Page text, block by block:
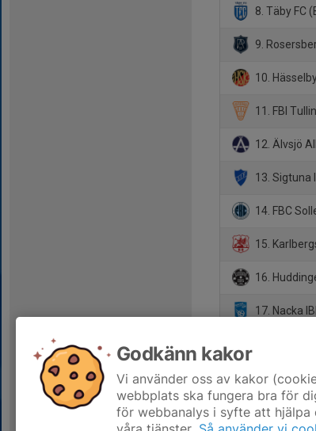
8. Täby FC
9.
10.
11. FBI
12. Älvsjö
13. Sigtuna
14. FBC
15.
16.
17. Nacka
19.
Godkänn kakor
Vi använder oss av kakor
webbplats ska fungera bra för
för webbanalys i syfte att